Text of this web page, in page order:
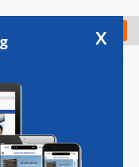
Check in
x